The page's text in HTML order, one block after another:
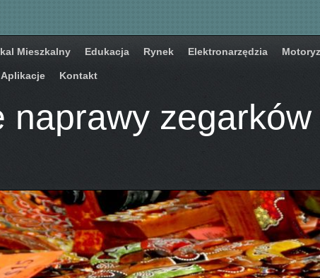
Mieszkalny Edukacja Rynek Elektronarzędzia
Aplikacje Kontakt
naprawy zegarków